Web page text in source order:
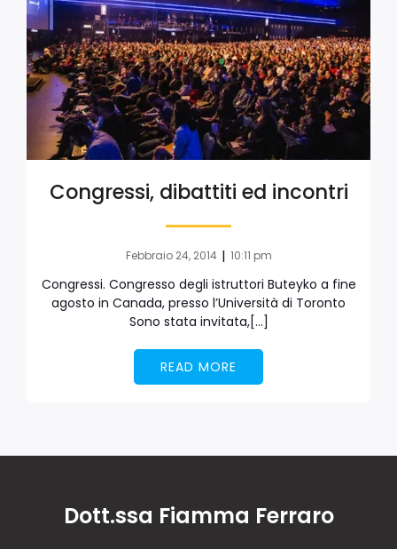
Congressi, dibattiti ed incontri
Febbraio 24, 2014 | 10:11 pm
Congressi. Congresso degli istruttori Buteyko a fine
agosto in Canada, presso l’Università di Toronto
Sono stata invitata,[…]
READ MORE
Dott.ssa Fiamma Ferraro